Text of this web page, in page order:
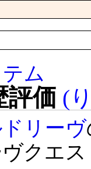
ム
評価 (
リーヴ
ヴクエ